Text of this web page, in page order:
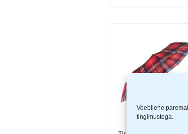
Veebilehe
tingimustega.